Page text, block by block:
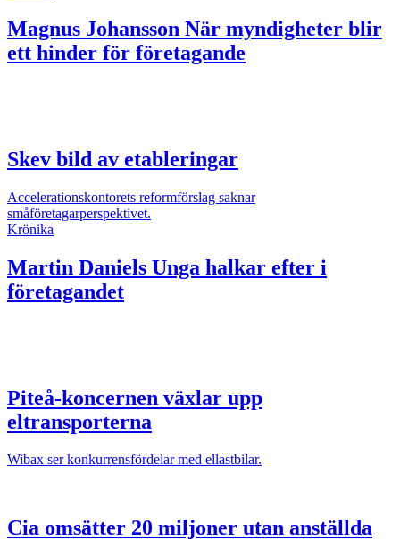
Magnus Johansson När myndigheter blir
ett hinder för företagande
Skev bild av etableringar
Accelerationskontorets reformförslag saknar
småföretagarperspektivet.
Krönika
Martin Daniels Unga halkar efter i
företagandet
Piteå-koncernen växlar upp
eltransporterna
Wibax ser konkurrensfördelar med ellastbilar.
Cia omsätter 20 miljoner utan anställda